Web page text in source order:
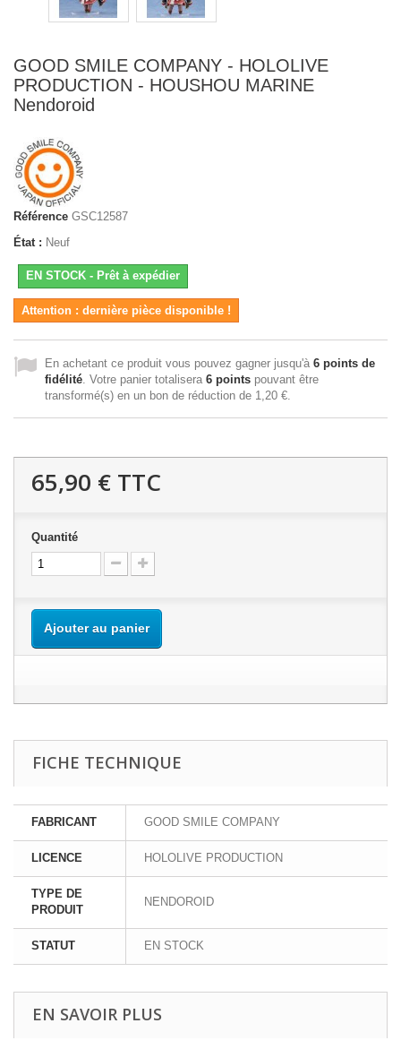
GOOD SMILE COMPANY - HOLOLIVE
PRODUCTION - HOUSHOU MARINE
Nendoroid
Référence GSC12587
État : Neuf
EN STOCK - Prêt à expédier
Attention : dernière pièce disponible !
En achetant ce produit vous pouvez gagner jusqu'à 6 points de
fidélité . Votre panier totalisera 6 points pouvant être
transformé(s) en un bon de réduction de 1,20 €
65,90 € TTC
Quantité
Ajouter au panier
FICHE TECHNIQUE
FABRICANT GOOD SMILE COMPANY
LICENCE HOLOLIVE PRODUCTION
TYPE DE
PRODUIT
NENDOROID
STATUT EN STOCK
EN SAVOIR PLUS